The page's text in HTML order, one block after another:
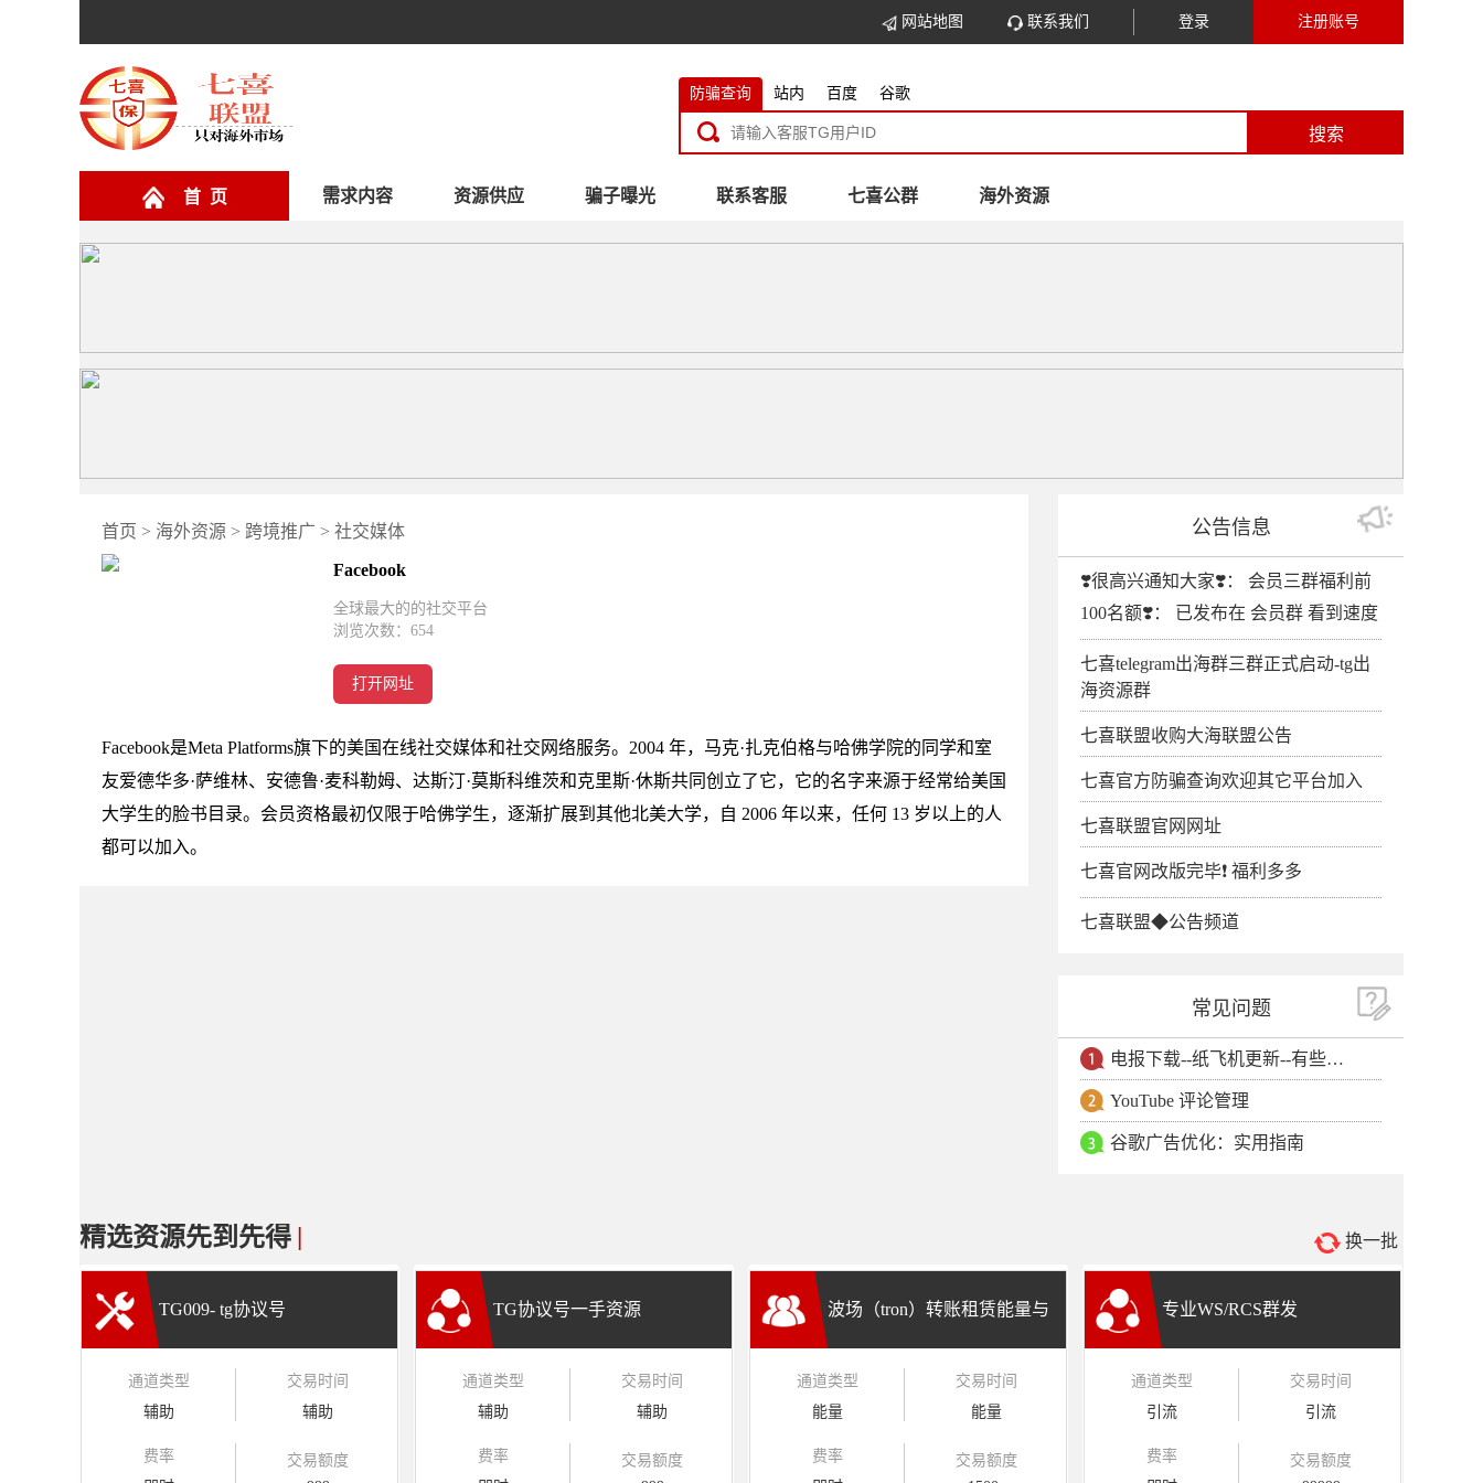
注册账号
登录
联系我们
网站地图
防骗查询 站内 百度 谷歌
搜索
首 页 需求内容 资源供应 骗子曝光 联系客服 七喜公群 海外资源
首页 > 海外资源 > 跨境推广 > 社交媒体
Facebook
全球最大的的社交平台
浏览次数： 654
打开网址
Facebook是Meta Platforms旗下的美国在线社交媒体和社交网络服务。2004 年，马克·扎克伯格与哈佛学院的同学和室
友爱德华多·萨维林、安德鲁·麦科勒姆、达斯汀·莫斯科维茨和克里斯·休斯共同创立了它，它的名字来源于经常给美国
大学生的脸书目录。会员资格最初仅限于哈佛学生，逐渐扩展到其他北美大学，自 2006 年以来，任何 13 岁以上的人
都可以加入。
公告信息
❣️很高兴通知大家❣️： 会员三群福利前
100名额❣️： 已发布在 会员群 看到速度
七喜telegram出海群三群正式启动-tg出
海资源群
七喜联盟收购大海联盟公告
七喜官方防骗查询欢迎其它平台加入
七喜联盟官网网址
七喜官网改版完毕❗️ 福利多多
七喜联盟◆公告频道
常见问题
电报下载--纸飞机更新--有些用户安卓手机无法更新电报软件
YouTube 评论管理
谷歌广告优化：实用指南
精选资源先到先得 | 换一批
TG009- tg协议号
通道类型
辅助
交易时间
辅助
费率
交易额度
TG协议号一手资源
通道类型
辅助
交易时间
辅助
费率
交易额度
波场（tron）转账租赁能量与
通道类型
能量
交易时间
能量
费率
交易额度
专业WS/RCS群发
通道类型
引流
交易时间
引流
费率
交易额度